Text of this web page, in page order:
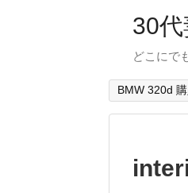
30
どこにで
BMW 320d